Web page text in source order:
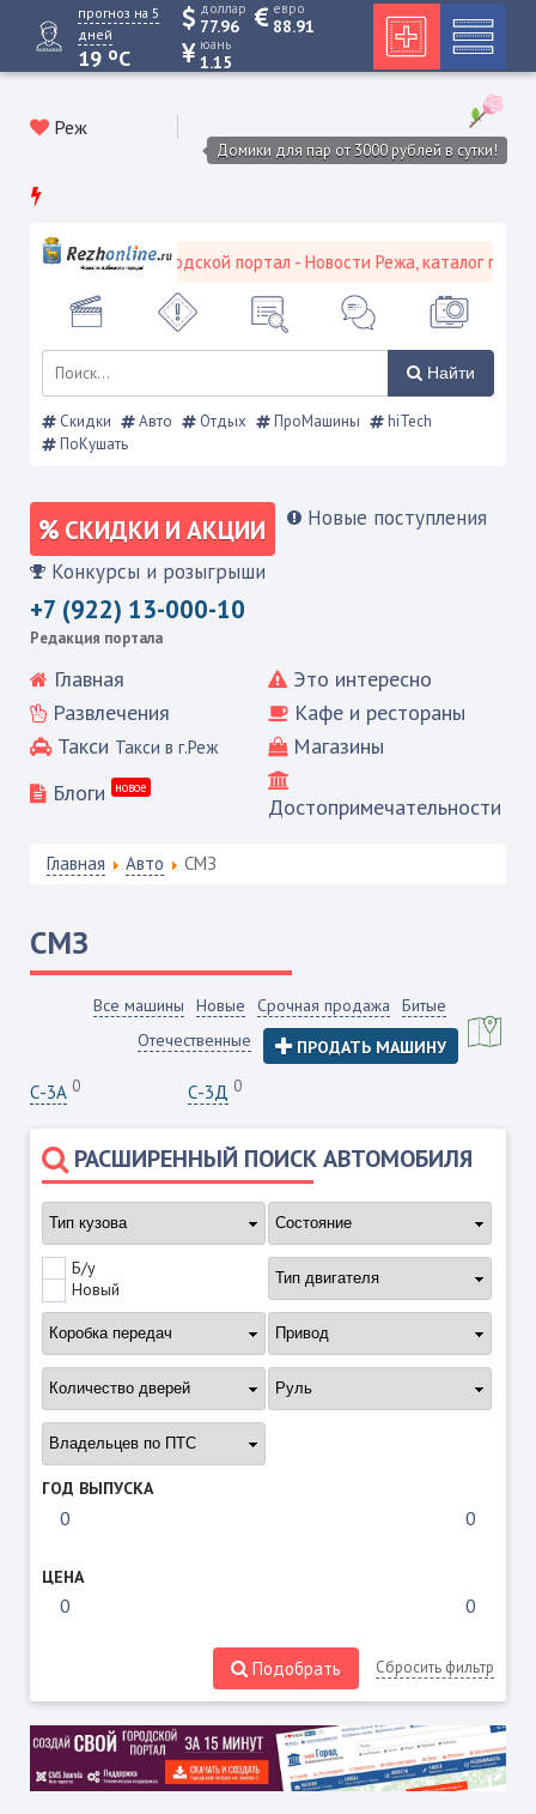
прогноз на 5
дней
19 oC
доллар
77.96
евро
88.91
юань
1.15
Реж
Домики для пар от 3000 рублей в сутки!
Режевской городской портал - Новости Режа, каталог
Найти
Скидки Авто Отдых ПроМашины
hiTech
ПоКушать
СКИДКИ И АКЦИИ Новые поступления
Конкурсы и розыгрыши
+7 (922) 13-000-10
Редакция портала
Главная
Это интересно
Развлечения
Кафе и рестораны
Такси Такси в г.Реж
Магазины
Блоги
новое
Достопримечательности
Главная Авто СМЗ
СМЗ
Все машины Новые Срочная продажа
Битые
Отечественные
ПРОДАТЬ МАШИНУ
С-3А 0 С-3Д 0
РАСШИРЕННЫЙ ПОИСК АВТОМОБИЛЯ
Б/у
Новый
ГОД ВЫПУСКА
ЦЕНА
Подобрать Сбросить фильтр